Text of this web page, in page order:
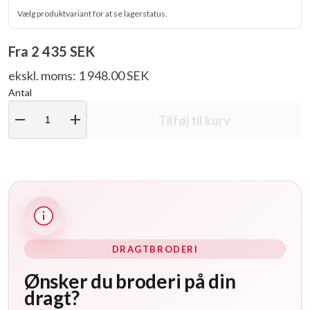
Vælg produktvariant for at se lagerstatus.
Fra 2 435 SEK
ekskl. moms: 1 948.00 SEK
Antal
remove add Tilføj til kurv
DRAGTBRODERI
Ønsker du broderi på din
dragt?